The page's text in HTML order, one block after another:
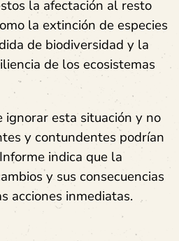
la afectación al resto
la extinción de especies
de biodiversidad y la
de los ecosistemas
ignorar esta situación y no
y contundentes podrían
indica que la
y sus consecuencias
acciones inmediatas.